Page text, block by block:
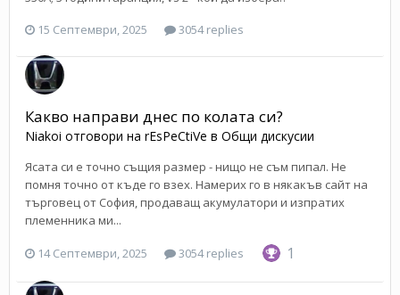
15 Септември, 2025
3054 replies
Какво направи днес по колата си?
Niakoi отговори на rEsPeCtiVe в Общи дискусии
Ясата си е точно същия размер - нищо не съм пипал. Не
помня точно от къде го взех. Намерих го в някакъв сайт на
търговец от София, продаващ акумулатори и изпратих
племенника ми...
14 Септември, 2025 3054 replies 1